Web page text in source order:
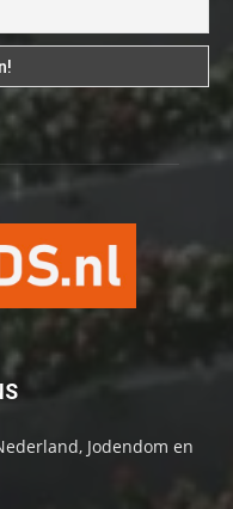
Jodendom en